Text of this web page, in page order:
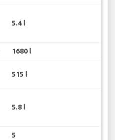
5.4 l
1680 l
515 l
5.8 l
5